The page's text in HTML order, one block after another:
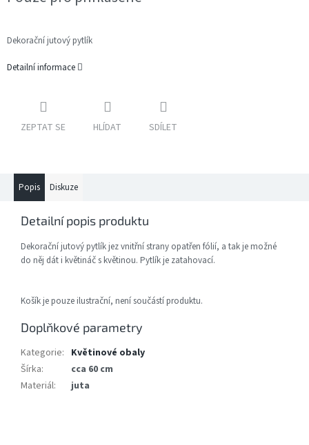
Dekorační jutový pytlík
Detailní informace
ZEPTAT SE HLÍDAT SDÍLET
Popis Diskuze
Detailní popis produktu
Dekorační jutový pytlík jez vnitřní strany opatřen fólií, a tak je možné
do něj dát i květináč s květinou. Pytlík je zatahovací.
Košík je pouze ilustrační, není součástí produktu.
Doplňkové parametry
Kategorie: Květinové obaly
Šírka:
cca 60 cm
Materiál: juta